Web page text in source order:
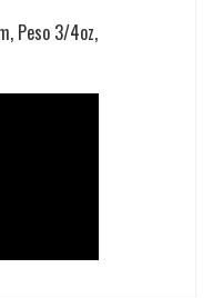
Peso 3/4oz,